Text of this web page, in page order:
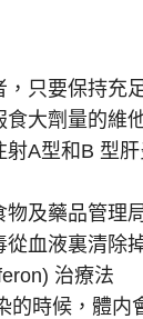
只要保持充
食大劑量的維
A型和B 型肝
物及藥品管理
血液裏清除
治療法
的時候，體内